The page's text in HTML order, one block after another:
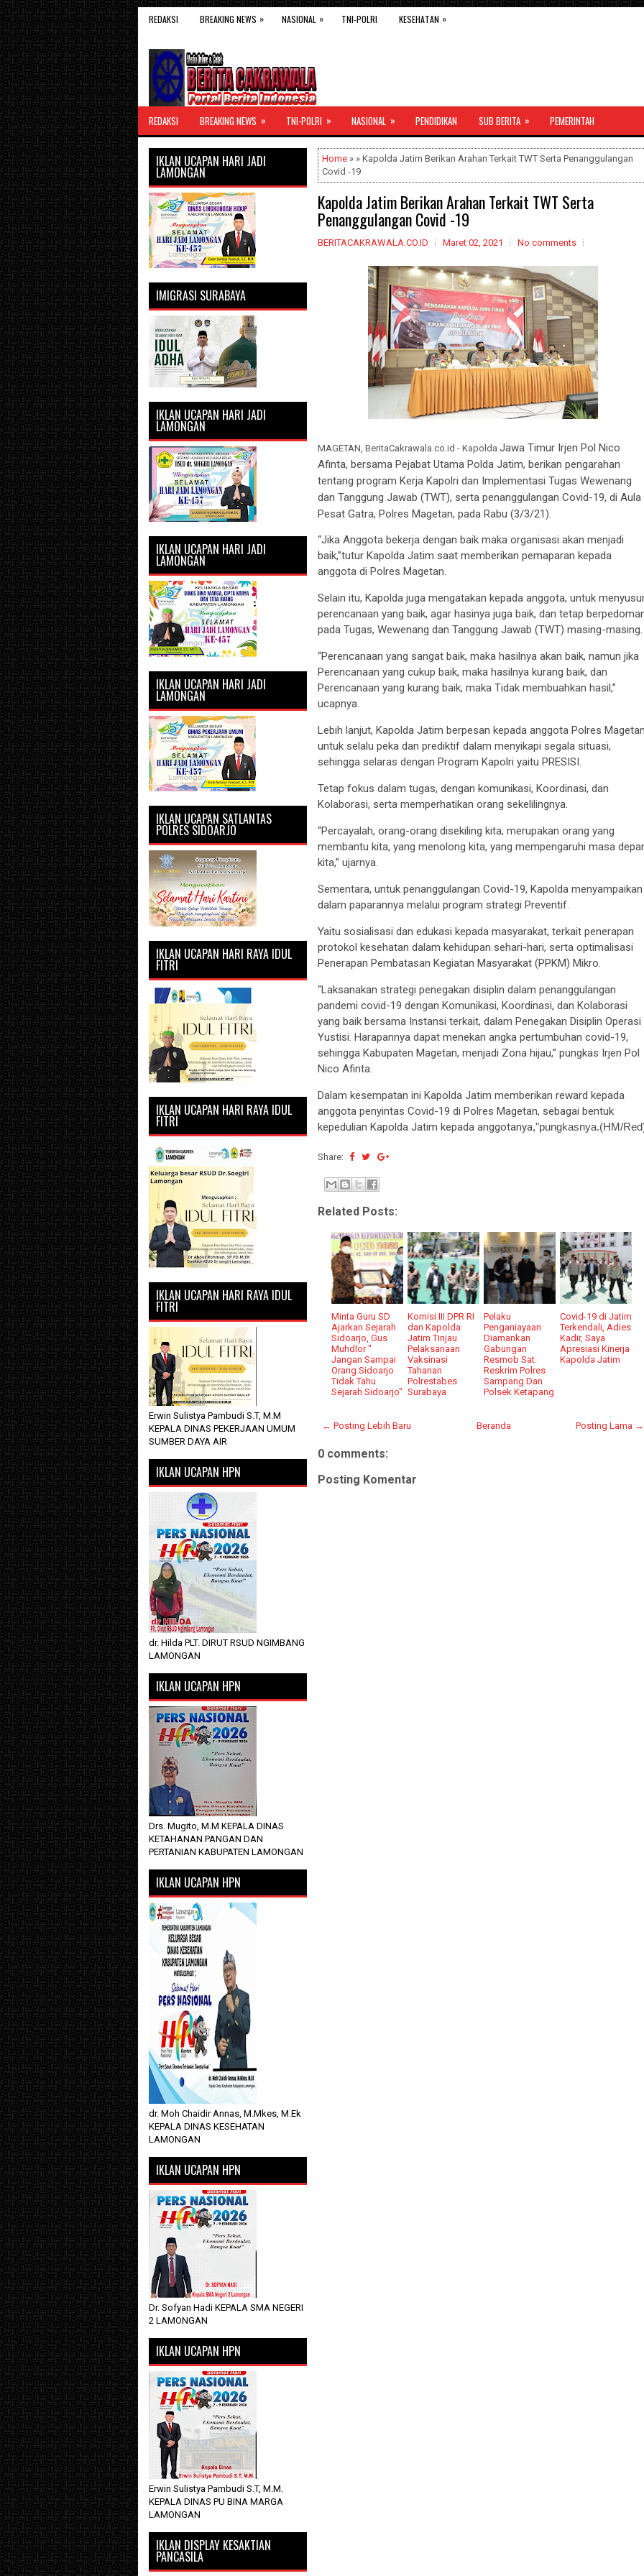
REDAKSI BREAKING NEWS » NASIONAL » TNI-POLRI KESEHATAN »
REDAKSI BREAKING NEWS » TNI-POLRI » NASIONAL » PENDIDIKAN SUB BERITA » PEMERINTAH
Home » » Kapolda Jatim Berikan Arahan Terkait TWT Serta Penanggulangan
Covid -19
Kapolda Jatim Berikan Arahan Terkait TWT Serta
Penanggulangan Covid -19
BERITACAKRAWALA.CO.ID Maret 02, 2021 No comments
MAGETAN, BeritaCakrawala.co.id - Kapolda Jawa Timur Irjen Pol Nico
Afinta, bersama Pejabat Utama Polda Jatim, berikan pengarahan
tentang program Kerja Kapolri dan Implementasi Tugas Wewenang
dan Tanggung Jawab (TWT), serta penanggulangan Covid-19, di Aula
Pesat Gatra, Polres Magetan, pada Rabu (3/3/21).
“Jika Anggota bekerja dengan baik maka organisasi akan menjadi
baik,”tutur Kapolda Jatim saat memberikan pemaparan kepada
anggota di Polres Magetan.
Selain itu, Kapolda juga mengatakan kepada anggota, untuk
perencanaan yang baik, agar hasinya juga baik, dan tetap
pada Tugas, Wewenang dan Tanggung Jawab (TWT) masing-masing.
“Perencanaan yang sangat baik, maka hasilnya akan baik, namun jika
Perencanaan yang cukup baik, maka hasilnya kurang baik, dan
Perencanaan yang kurang baik, maka Tidak membuahkan hasil,”
ucapnya.
Lebih lanjut, Kapolda Jatim berpesan kepada anggota Polres
untuk selalu peka dan prediktif dalam menyikapi segala situasi,
sehingga selaras dengan Program Kapolri yaitu PRESISI.
Tetap fokus dalam tugas, dengan komunikasi, Koordinasi, dan
Kolaborasi, serta memperhatikan orang sekelilingnya.
“Percayalah, orang-orang disekiling kita, merupakan orang yang
membantu kita, yang menolong kita, yang mempengaruhi masa
kita,” ujarnya.
Sementara, untuk penanggulangan Covid-19, Kapolda menyampaikan
dalam paparannya melalui program strategi Preventif.
Yaitu sosialisasi dan edukasi kepada masyarakat, terkait penerapan
protokol kesehatan dalam kehidupan sehari-hari, serta optimalisasi
Penerapan Pembatasan Kegiatan Masyarakat (PPKM) Mikro.
“Laksanakan strategi penegakan disiplin dalam penanggulangan
pandemi covid-19 dengan Komunikasi, Koordinasi, dan Kolaborasi
yang baik bersama Instansi terkait, dalam Penegakan Disiplin Operasi
Yustisi. Harapannya dapat menekan angka pertumbuhan covid-19,
sehingga Kabupaten Magetan, menjadi Zona hijau,” pungkas Irjen Pol
Nico Afinta.
Dalam kesempatan ini Kapolda Jatim memberikan reward kepada
anggota penyintas Covid-19 di Polres Magetan, sebagai bentuk
kepedulian Kapolda Jatim kepada anggotanya,"pungkasnya.(HM/
Share:
Related Posts:
Minta Guru SD
Ajarkan Sejarah
Sidoarjo, Gus
Muhdlor "
Jangan Sampai
Orang Sidoarjo
Tidak Tahu
Sejarah Sidoarjo"
Komisi III DPR RI
dan Kapolda
Jatim Tinjau
Pelaksanaan
Vaksinasi
Tahanan
Polrestabes
Surabaya
Pelaku
Penganiayaan
Diamankan
Gabungan
Resmob Sat.
Reskrim Polres
Sampang Dan
Polsek Ketapang
Covid-19 di Jatim
Terkendali, Adies
Kadir, Saya
Apresiasi Kinerja
Kapolda Jatim
← Posting Lebih Baru Posting Lama →
Beranda
0 comments:
Posting Komentar
IKLAN UCAPAN HARI JADI
LAMONGAN
IMIGRASI SURABAYA
IKLAN UCAPAN HARI JADI
LAMONGAN
IKLAN UCAPAN HARI JADI
LAMONGAN
IKLAN UCAPAN HARI JADI
LAMONGAN
IKLAN UCAPAN SATLANTAS
POLRES SIDOARJO
IKLAN UCAPAN HARI RAYA IDUL
FITRI
IKLAN UCAPAN HARI RAYA IDUL
FITRI
IKLAN UCAPAN HARI RAYA IDUL
FITRI
Erwin Sulistya Pambudi S.T, M.M
KEPALA DINAS PEKERJAAN UMUM
SUMBER DAYA AIR
IKLAN UCAPAN HPN
dr. Hilda PLT. DIRUT RSUD NGIMBANG
LAMONGAN
IKLAN UCAPAN HPN
Drs. Mugito, M.M KEPALA DINAS
KETAHANAN PANGAN DAN
PERTANIAN KABUPATEN LAMONGAN
IKLAN UCAPAN HPN
dr. Moh Chaidir Annas, M.Mkes, M.Ek
KEPALA DINAS KESEHATAN
LAMONGAN
IKLAN UCAPAN HPN
Dr. Sofyan Hadi KEPALA SMA NEGERI
2 LAMONGAN
IKLAN UCAPAN HPN
Erwin Sulistya Pambudi S.T, M.M.
KEPALA DINAS PU BINA MARGA
LAMONGAN
IKLAN DISPLAY KESAKTIAN
PANCASILA